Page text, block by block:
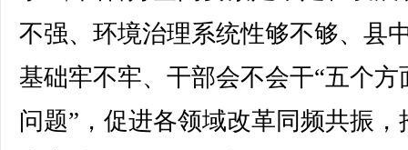
不强、环境治理系统性够不够、县
基础牢不牢、干部会不会干“五个方
问题”，促进各领域改革同频共振，